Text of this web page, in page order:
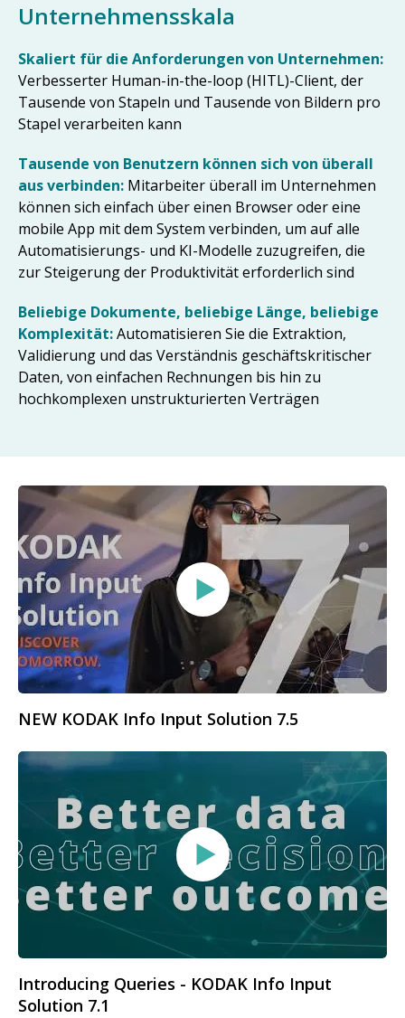
Unternehmensskala
Skaliert für die Anforderungen von Unternehmen:
Verbesserter Human-in-the-loop (HITL)-Client, der
Tausende von Stapeln und Tausende von Bildern pro
Stapel verarbeiten kann
Tausende von Benutzern können sich von überall
aus verbinden: Mitarbeiter überall im Unternehmen
können sich einfach über einen Browser oder eine
mobile App mit dem System verbinden, um auf alle
Automatisierungs- und KI-Modelle zuzugreifen, die
zur Steigerung der Produktivität erforderlich sind
Beliebige Dokumente, beliebige Länge, beliebige
Komplexität:Automatisieren Sie die Extraktion,
Validierung und das Verständnis geschäftskritischer
Daten, von einfachen Rechnungen bis hin zu
hochkomplexen unstrukturierten Verträgen
NEW KODAK Info Input Solution 7.5
Introducing Queries - KODAK Info Input
Solution 7.1